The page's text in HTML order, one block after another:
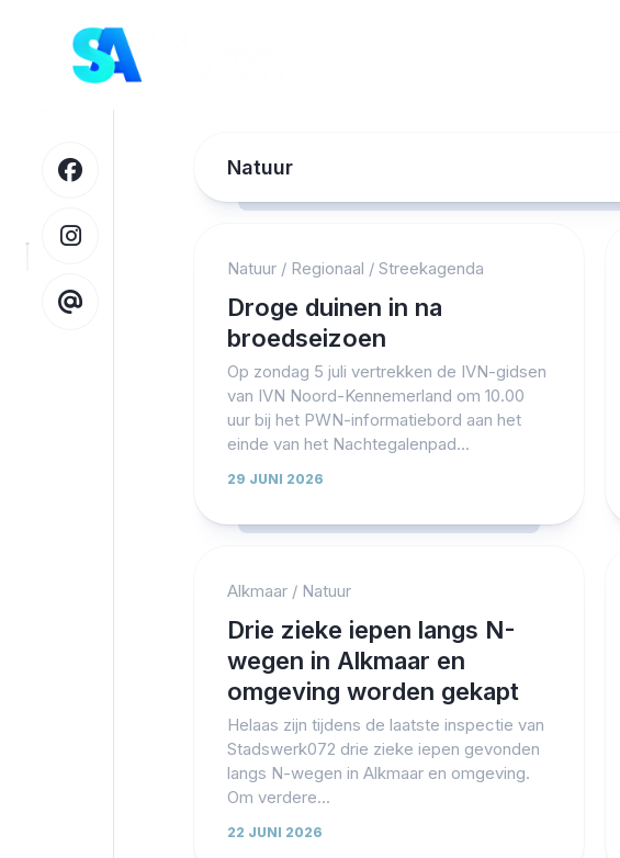
Natuur
Natuur / Regionaal / Streekagenda
Droge duinen in na
broedseizoen
Op zondag 5 juli vertrekken de IVN-gidsen
van IVN Noord-Kennemerland om 10.00
uur bij het PWN-informatiebord aan het
einde van het Nachtegalenpad...
29 JUNI 2026
Alkmaar / Natuur
Drie zieke iepen langs N-
wegen in Alkmaar en
omgeving worden gekapt
Helaas zijn tijdens de laatste inspectie van
Stadswerk072 drie zieke iepen gevonden
langs N-wegen in Alkmaar en omgeving.
Om verdere...
22 JUNI 2026